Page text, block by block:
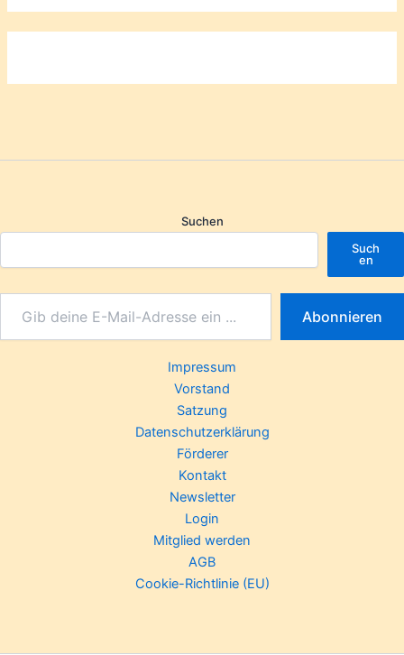
Suchen
Such
en
Abonnieren
Impressum
Vorstand
Satzung
Datenschutzerklärung
Förderer
Kontakt
Newsletter
Login
Mitglied werden
AGB
Cookie-Richtlinie (EU)